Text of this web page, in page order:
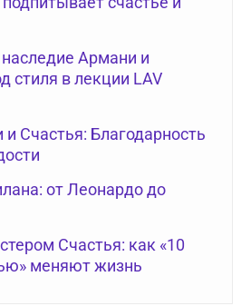
Армани и
стиля в лекции LAV
Счастья: Благодарность
от Леонардо до
Счастья: как «10
меняют жизнь